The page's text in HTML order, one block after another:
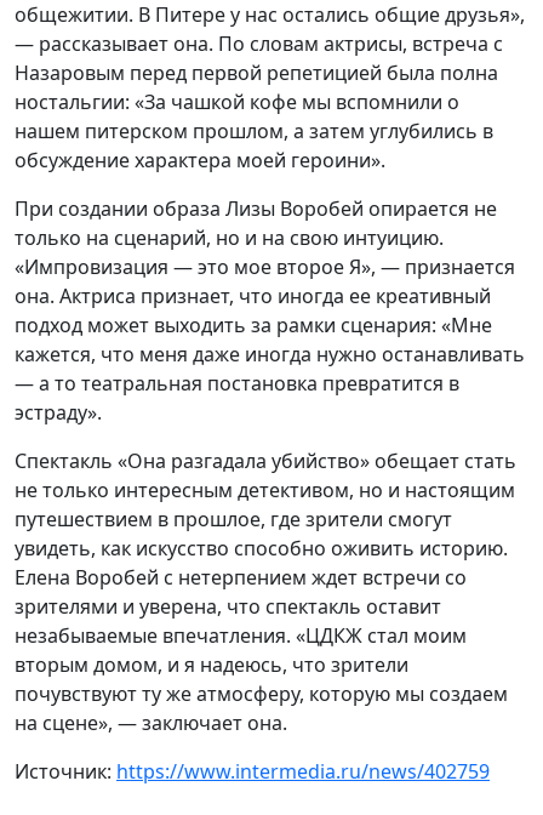
общежитии. В Питере у нас остались общие друзья»,
— рассказывает она. По словам актрисы, встреча с
Назаровым перед первой репетицией была полна
ностальгии: «За чашкой кофе мы вспомнили о
нашем питерском прошлом, а затем углубились в
обсуждение характера моей героини».
При создании образа Лизы Воробей опирается не
только на сценарий, но и на свою интуицию.
«Импровизация — это мое второе Я», — признается
она. Актриса признает, что иногда ее креативный
подход может выходить за рамки сценария: «Мне
кажется, что меня даже иногда нужно останавливать
— а то театральная постановка превратится в
эстраду».
Спектакль «Она разгадала убийство» обещает стать
не только интересным детективом, но и настоящим
путешествием в прошлое, где зрители смогут
увидеть, как искусство способно оживить историю.
Елена Воробей с нетерпением ждет встречи со
зрителями и уверена, что спектакль оставит
незабываемые впечатления. «ЦДКЖ стал моим
вторым домом, и я надеюсь, что зрители
почувствуют ту же атмосферу, которую мы создаем
на сцене», — заключает она.
Источник: https://www.intermedia.ru/news/402759